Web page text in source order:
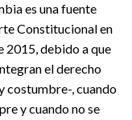
es una fuente
Constitucional en
2015, debido a que
el derecho
costumbre-, cuando
y cuando no se